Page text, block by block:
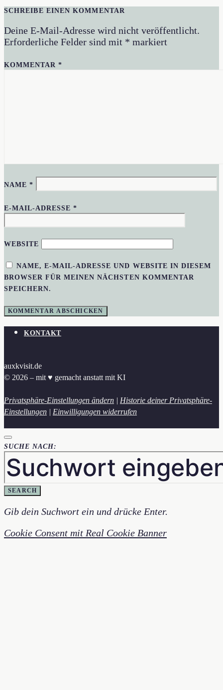
SCHREIBE EINEN KOMMENTAR
Deine E-Mail-Adresse wird nicht veröffentlicht.
Erforderliche Felder sind mit * markiert
KOMMENTAR*
NAME*
E-MAIL-ADRESSE*
WEBSITE
NAME, E-MAIL-ADRESSE UND WEBSITE IN DIESEM
BROWSER FÜR MEINEN NÄCHSTEN KOMMENTAR
SPEICHERN.
KONTAKT
auxkvisit.de
© 2026 – mit ♥︎ gemacht anstatt mit KI
Privatsphäre-Einstellungen ändern | Historie deiner Privatsphäre-
Einstellungen | Einwilligungen widerrufen
SUCHE NACH:
SEARCH
Gib dein Suchwort ein und drücke Enter.
Cookie Consent mit Real Cookie Banner